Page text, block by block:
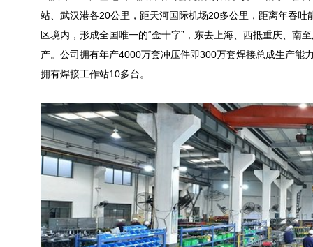
站、武汉港各20公里，距天河国际机场20多公里，距离年吞
区境内，形成全国唯一的“金十字”，东去上海、西抵重庆、
产。公司拥有年产4000万套冲压件即300万套焊接总成生产
拥有焊接工作站10多台。